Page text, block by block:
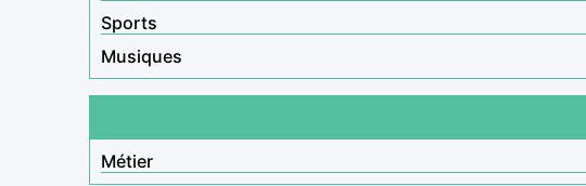
Sports
Musiques
Métier